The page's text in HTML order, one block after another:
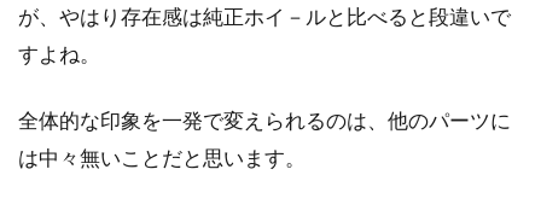
が、やはり存在感は純正ホイ－ルと比べると段違いで
すよね。
全体的な印象を一発で変えられるのは、他のパーツに
は中々無いことだと思います。